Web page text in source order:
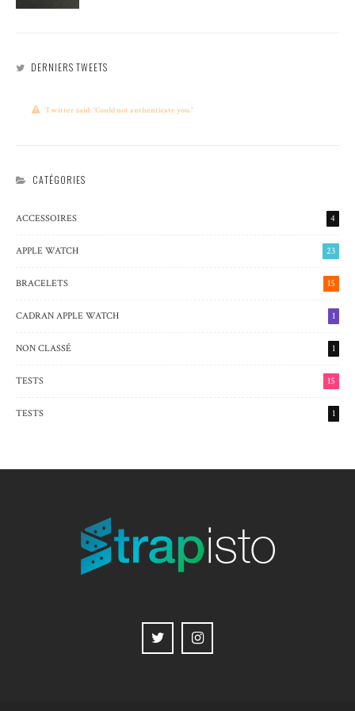
DERNIERS TWEETS
Twitter said: "Could not authenticate you."
CATÉGORIES
ACCESSOIRES 4
APPLE WATCH 23
BRACELETS 15
CADRAN APPLE WATCH 1
NON CLASSÉ 1
TESTS 15
TESTS 1